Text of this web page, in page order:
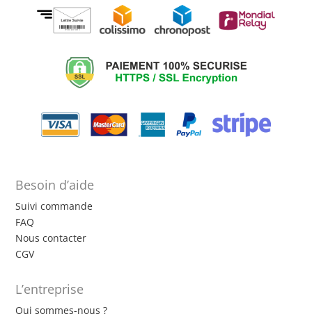
Besoin d’aide
Suivi commande
FAQ
Nous contacter
CGV
L’entreprise
Qui sommes-nous ?